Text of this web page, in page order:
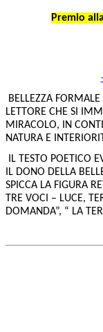
Premio
BELLEZZA
LETTORE CHE SI
MIRACOLO, IN
NATURA E
IL TESTO POETICO
IL DONO DELLA
SPICCA LA FIGURA
TRE VOCI – LUCE,
DOMANDA”, “ LA